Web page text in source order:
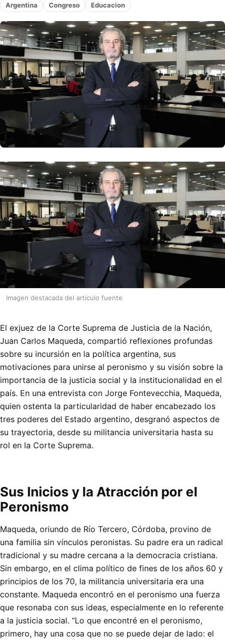
Argentina Congreso Educacion
Imagen destacada del articulo fuente
El exjuez de la Corte Suprema de Justicia de la Nación,
Juan Carlos Maqueda, compartió reflexiones profundas
sobre su incursión en la política argentina, sus
motivaciones para unirse al peronismo y su visión sobre la
importancia de la justicia social y la institucionalidad en el
país. En una entrevista con Jorge Fontevecchia, Maqueda,
quien ostenta la particularidad de haber encabezado los
tres poderes del Estado argentino, desgranó aspectos de
su trayectoria, desde su militancia universitaria hasta su
rol en la Corte Suprema.
Sus Inicios y la Atracción por el
Peronismo
Maqueda, oriundo de Río Tercero, Córdoba, provino de
una familia sin vínculos peronistas. Su padre era un radical
tradicional y su madre cercana a la democracia cristiana.
Sin embargo, en el clima político de fines de los años 60 y
principios de los 70, la militancia universitaria era una
constante. Maqueda encontró en el peronismo una fuerza
que resonaba con sus ideas, especialmente en lo referente
a la justicia social. “Lo que encontré en el peronismo,
primero, hay una cosa que no se puede dejar de lado: el